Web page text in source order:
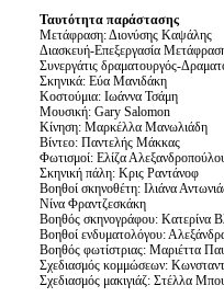
Ταυτότητα παράστασης
Μετάφραση: Διονύσης Καψάλης
Διασκευή-Επεξεργασία
Συνεργάτις δραματουργός-
Σκηνικά: Εύα Μανιδάκη
Κοστούμια: Ιωάννα Τσάμη
Μουσική: Gary Salomon
Κίνηση: Μαρκέλλα Μανωλιάδη
Βίντεο: Παντελής Μάκκας
Φωτισμοί: Ελίζα
Σκηνική πάλη: Κρις Ραντάνοφ
Βοηθοί σκηνοθέτη: Ιλιάνα
Νίνα Φραντζεσκάκη
Βοηθός σκηνογράφου: Κατερίνα
Βοηθοί ενδυματολόγου:
Βοηθός φωτίστριας: Μαριέττα
Σχεδιασμός κομμώσεων:
Σχεδιασμός μακιγιάζ: Στέλλα